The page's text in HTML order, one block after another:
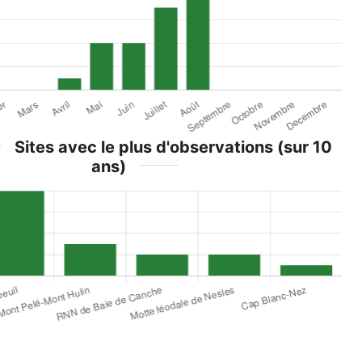
Sites avec le plus d'observations (sur 10
ans)